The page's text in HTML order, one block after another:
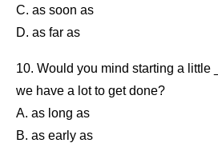
C. as soon as
D. as far as
10. Would you mind starting a little
we have a lot to get done?
A. as long as
B. as early as